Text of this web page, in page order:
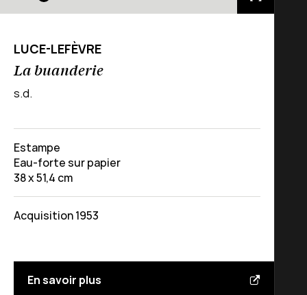
LUCE-LEFÈVRE
La buanderie
s.d.
Estampe
Eau-forte sur papier
38 x 51,4 cm
Acquisition 1953
En savoir plus